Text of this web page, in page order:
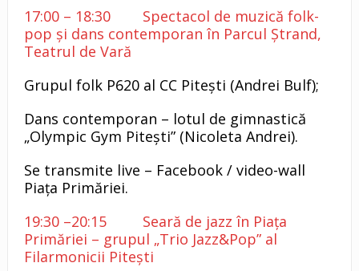
17:00 – 18:30 Spectacol de muzică folk-
pop și dans contemporan în Parcul Ștrand,
Teatrul de Vară
Grupul folk P620 al CC Pitești (Andrei Bulf);
Dans contemporan – lotul de gimnastică
„Olympic Gym Pitești” (Nicoleta Andrei).
Se transmite live – Facebook / video-wall
Piața Primăriei.
19:30 –20:15 Seară de jazz în Piața
Primăriei – grupul „Trio Jazz&Pop” al
Filarmonicii Pitești